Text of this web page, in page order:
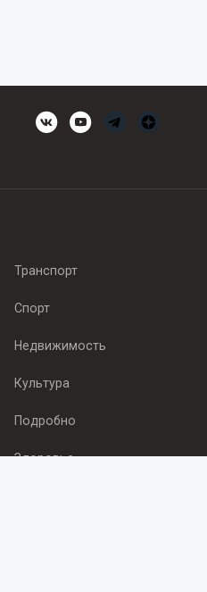
Транспорт
Спорт
Недвижимость
Культура
Подробно
Здоровье